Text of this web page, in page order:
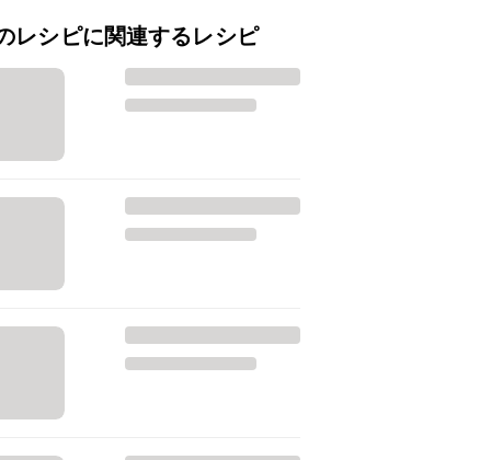
レシピに関連するレシピ